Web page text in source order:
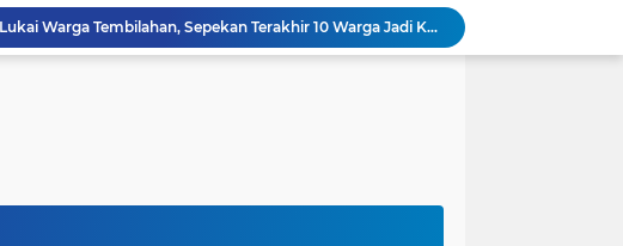
Monyet Liar Lukai Warga Tembilahan, Sepekan Terakhir 10 Warga Jadi Korban
Sinergi Polri dan Petani, Polsek Kawasan Pelabuhan Tembilahan Tinjau Tanaman Jagung di Pekan Arba